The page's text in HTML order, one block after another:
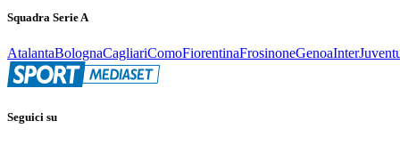
Squadra Serie A
AtalantaBolognaCagliariComoFiorentinaFrosinoneGenoaInter
Seguici su